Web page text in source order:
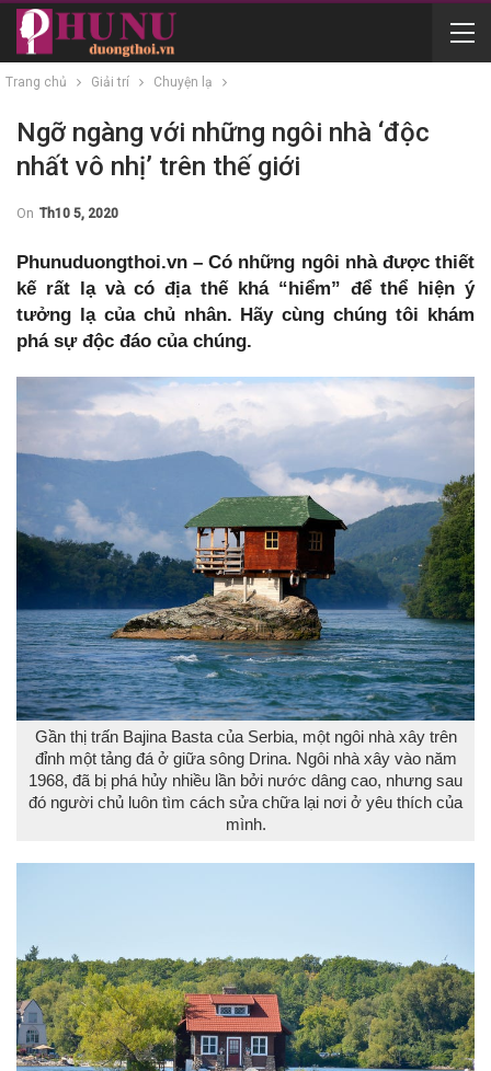
Trang chủ Giải trí Chuyện lạ
Ngỡ ngàng với những ngôi nhà ‘độc
nhất vô nhị’ trên thế giới
On Th10 5, 2020
Phunuduongthoi.vn – Có những ngôi nhà được thiết
kế rất lạ và có địa thế khá “hiểm” để thể hiện ý
tưởng lạ của chủ nhân. Hãy cùng chúng tôi khám
phá sự độc đáo của chúng.
Gần thị trấn Bajina Basta của Serbia, một ngôi nhà xây trên
đỉnh một tảng đá ở giữa sông Drina. Ngôi nhà xây vào năm
1968, đã bị phá hủy nhiều lần bởi nước dâng cao, nhưng sau
đó người chủ luôn tìm cách sửa chữa lại nơi ở yêu thích của
mình.